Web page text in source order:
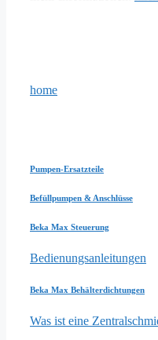
home
Pumpen-Ersatzteile
Befüllpumpen & Anschlüsse
Beka Max Steuerung
Bedienungsanleitungen
Beka Max Behälterdichtungen
Was ist eine